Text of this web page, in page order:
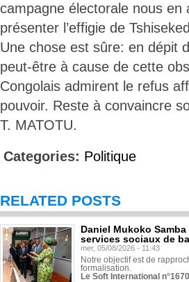
campagne électorale nous
présenter l’effigie de
Une chose est sûre: en dépit
peut-être à cause de cette
Congolais admirent le refus
pouvoir. Reste à convaincre
T. MATOTU.
Categories: Politique
RELATED POSTS
Daniel Mukoko
services sociaux de
mer, 05/08/2026 - 11:43
Notre objectif est de
formalisation.
Le Soft International